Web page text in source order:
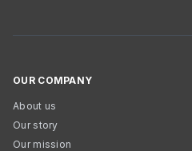
OUR COMPANY
About us
Our story
Our mission